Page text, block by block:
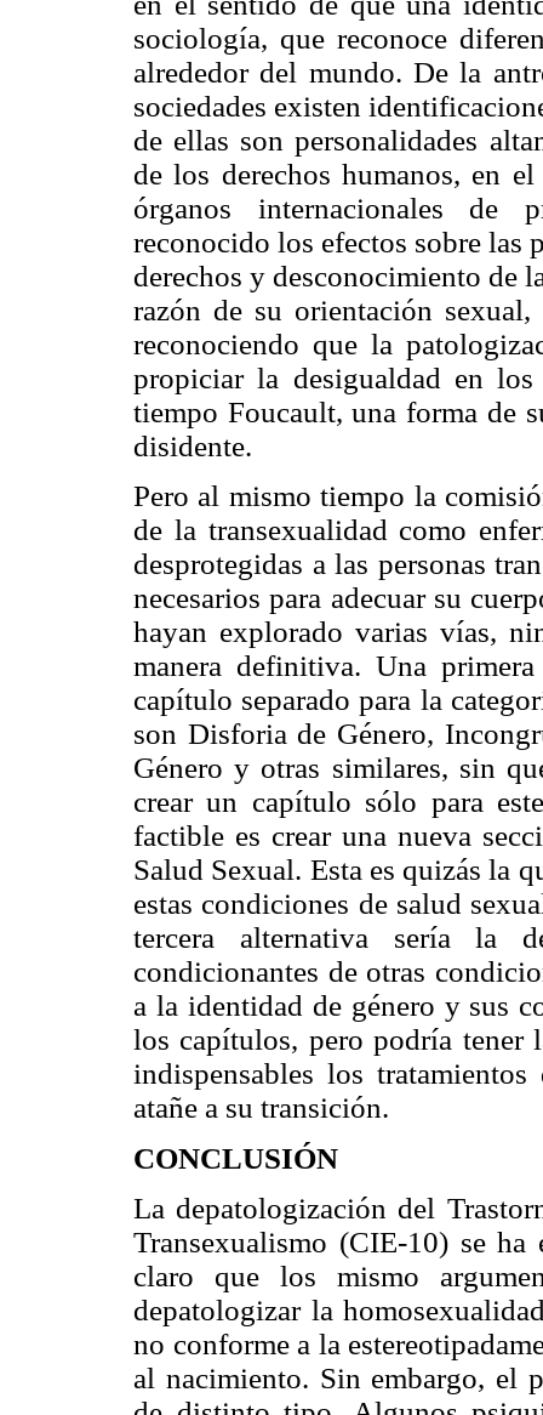
sociología, que reconoce
alrededor del mundo. De la
sociedades existen
de ellas son personalidades
de los derechos humanos, en
órganos internacionales de
reconocido los efectos sobre las
derechos y desconocimiento de
razón de su orientación
reconociendo que la
propiciar la desigualdad en
tiempo Foucault, una forma de
disidente.
Pero al mismo tiempo la
de la transexualidad como
desprotegidas a las personas
necesarios para adecuar su
hayan explorado varias vías,
manera definitiva. Una
capítulo separado para la
son Disforia de Género,
Género y otras similares, sin
crear un capítulo sólo para
factible es crear una nueva
Salud Sexual. Esta es quizás la
estas condiciones de salud
tercera alternativa sería la
condicionantes de otras
a la identidad de género y sus
los capítulos, pero podría tener
indispensables los
atañe a su transición.
CONCLUSIÓN
La depatologización del
Transexualismo (CIE-10) se ha
claro que los mismo
depatologizar la
no conforme a la
al nacimiento. Sin embargo, el